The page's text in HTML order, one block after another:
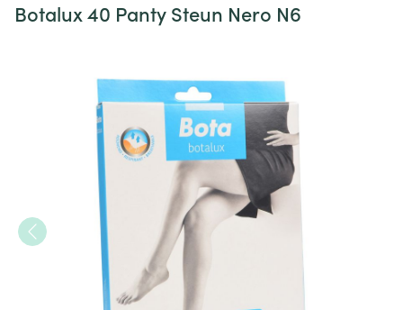
Botalux 40 Panty Steun Nero N6